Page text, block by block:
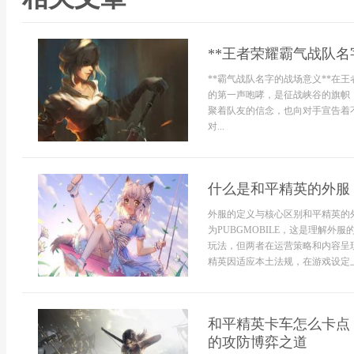
**王者荣耀霸气战队
**霸气战队名字的战场意义**在王
的第一声咆哮，是征战峡谷的旗
聚着队友的信念，也向对手宣告
对...
什么是和平精英的外
外服的定义与核心区别和平精英
为PUBGMOBILE，这是理解外服
玩法，但两者在运营策略和内容
精英因适应本土法规，在游戏设定
和平精英卡车怎么卡
的攻防博弈之道